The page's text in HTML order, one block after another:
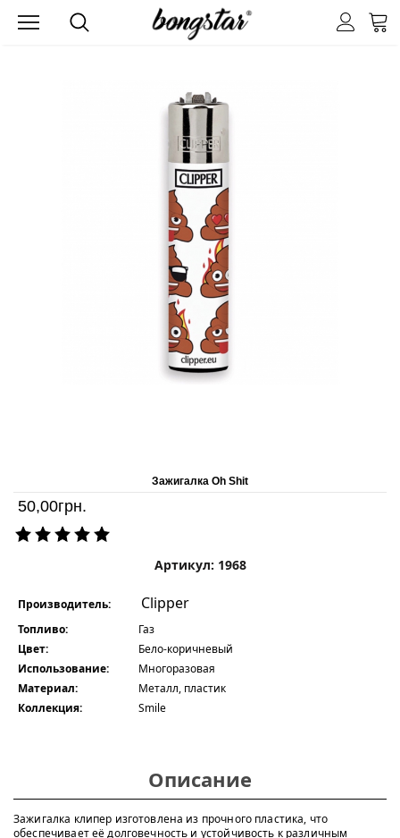
Зажигалка Oh Shit
50,00грн.
Артикул: 1968
Производитель: Clipper
Топливо:
Газ
Цвет:
Бело-коричневый
Использование:
Многоразовая
Материал:
Металл, пластик
Коллекция:
Smile
Описание
Зажигалка клипер изготовлена из прочного пластика, что
обеспечивает её долговечность и устойчивость к различным